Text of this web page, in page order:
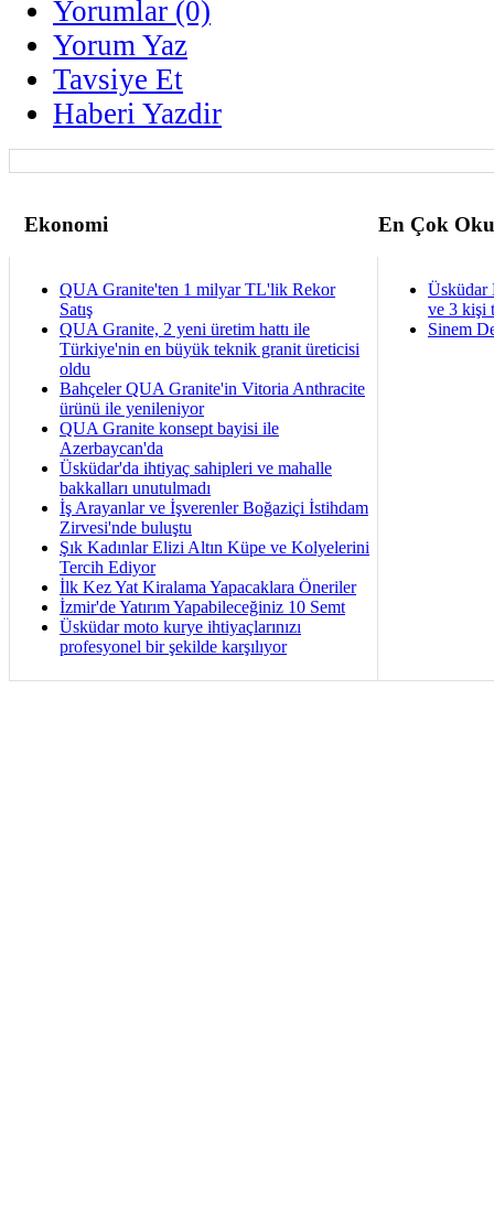
Yorumlar (0)
Yorum Yaz
Tavsiye Et
Haberi Yazdir
Ekonomi En Çok
QUA Granite'ten 1 milyar TL'lik Rekor
Satış
QUA Granite, 2 yeni üretim hattı ile
Türkiye'nin en büyük teknik granit üreticisi
oldu
Bahçeler QUA Granite'in Vitoria Anthracite
ürünü ile yenileniyor
QUA Granite konsept bayisi ile
Azerbaycan'da
Üsküdar'da ihtiyaç sahipleri ve mahalle
bakkalları unutulmadı
İş Arayanlar ve İşverenler Boğaziçi İstihdam
Zirvesi'nde buluştu
Şık Kadınlar Elizi Altın Küpe ve Kolyelerini
Tercih Ediyor
İlk Kez Yat Kiralama Yapacaklara Öneriler
İzmir'de Yatırım Yapabileceğiniz 10 Semt
Üsküdar moto kurye ihtiyaçlarınızı
profesyonel bir şekilde karşılıyor
Üsküdar
ve 3 kişi
Sinem